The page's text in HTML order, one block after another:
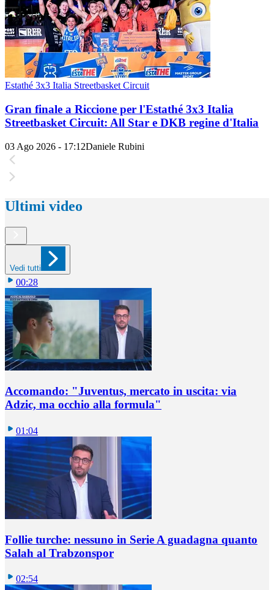
Estathé 3x3 Italia Streetbasket Circuit
Gran finale a Riccione per l'Estathé 3x3 Italia
Streetbasket Circuit: All Star e DKB regine d'Italia
03 Ago 2026 - 17:12Daniele Rubini
Ultimi video
Vedi tutti
00:28
Accomando: "Juventus, mercato in uscita: via
Adzic, ma occhio alla formula"
01:04
Follie turche: nessuno in Serie A guadagna quanto
Salah al Trabzonspor
02:54